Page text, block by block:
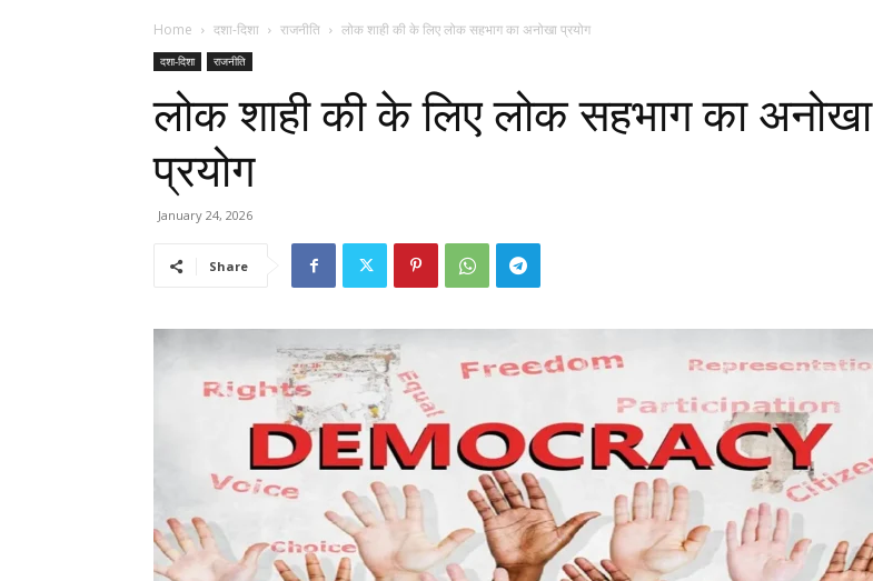
Home दशा-दिशा राजनीति लोक शाही की के लिए लोक सहभाग का अनोखा प्रयोग
दशा-दिशा राजनीति
लोक शाही की के लिए लोक सहभाग का अनोखा
प्रयोग
January 24, 2026
Share